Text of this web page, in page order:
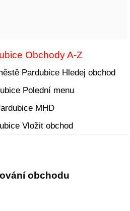
Obchody A-Z
Hledej obchod
Polední menu
MHD
Vložit obchod
obchodu